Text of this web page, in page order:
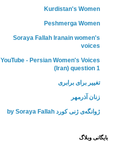
Kurdistan's Women
Peshmerga Women
Soraya Fallah Iranain women's
voices
YouTube - Persian Women's Voices
(Iran) question 1
تغییر برای برابری
زنان آذرمهر
ژوانگه‌ی ژنی كورد by Soraya Fallah
بايگانی وبلاگ